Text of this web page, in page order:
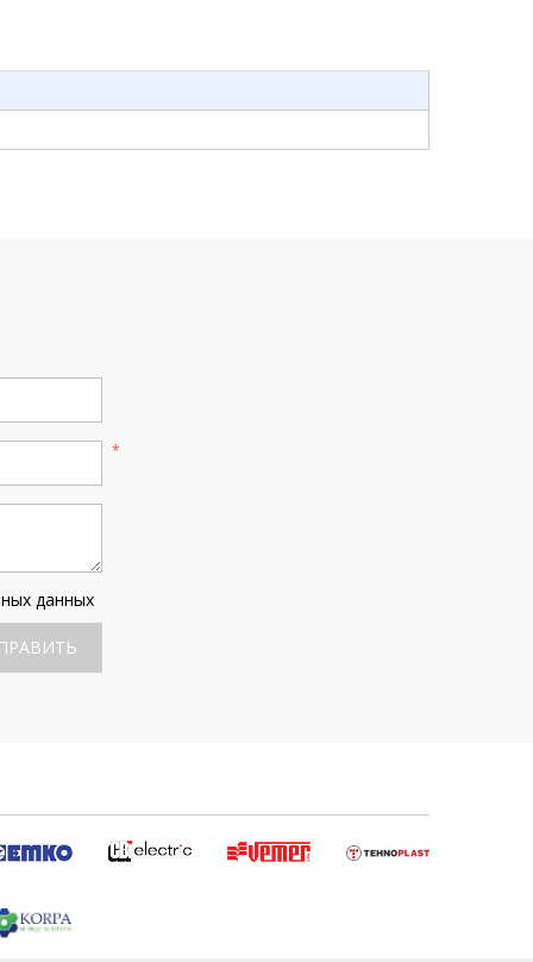
данных